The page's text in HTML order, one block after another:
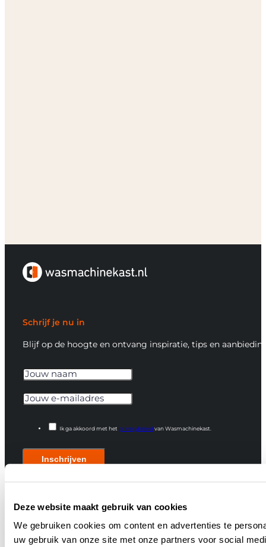
Deze website maakt gebruik van cookies
We gebruiken cookies om content en advertenties te
uw gebruik van onze site met onze partners voor social
Schrijf je nu in
Blijf op de hoogte en ontvang inspiratie, tips en
Ik ga akkoord met het privacybeleidvan Wasmachinekast.
Inschrijven
Quick links